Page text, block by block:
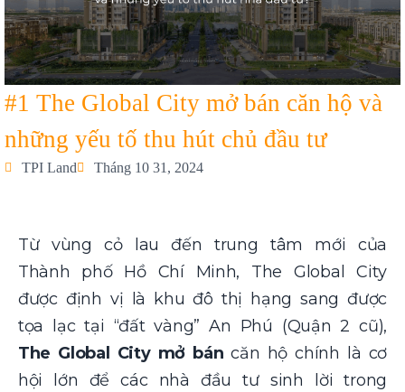
#1 The Global City mở bán căn hộ và
những yếu tố thu hút chủ đầu tư
TPI Land Tháng 10 31, 2024
Từ vùng cỏ lau đến trung tâm mới của
Thành phố Hồ Chí Minh, The Global City
được định vị là khu đô thị hạng sang được
tọa lạc tại “đất vàng” An Phú (Quận 2 cũ),
The Global City mở bán căn hộ chính là cơ
hội lớn để các nhà đầu tư sinh lời trong